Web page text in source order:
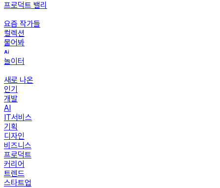
프로덕트 밸리
요즘 작가들
컬렉션
물어봐
놀이터
새로 나온
인기
개발
AI
IT서비스
기획
디자인
비즈니스
프로덕트
커리어
트렌드
스타트업